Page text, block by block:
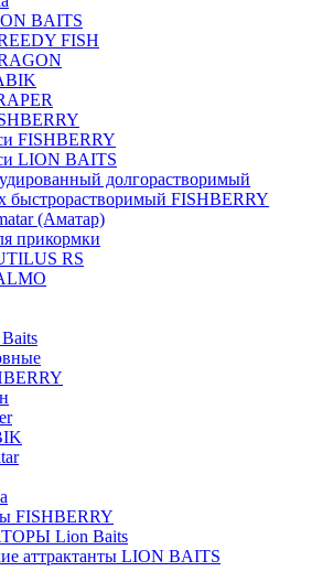
BAITS
FISH
FISHBERRY
LION BAITS
долгорастворимый
быстрорастворимый FISHBERRY
(Аматар)
прикормки
RS
FISHBERRY
Lion Baits
аттрактанты LION BAITS